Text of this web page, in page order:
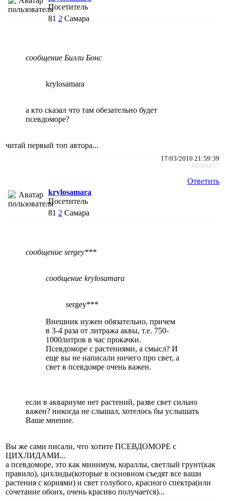
Посетитель
81 2 Самара
сообщение Билли Бонс
krylosamara
а кто сказал что там обезательно будет
псевдоморе?
читай первый топ автора...
17/03/2010 21:59:39
#1083057
Ответить
krylosamara
Посетитель
81 2 Самара
сообщение sergey***
сообщение krylosamara
sergey***
Внешник нужен обязательно, причем
в 3-4 раза от литража аквы, т.е. 750-
1000литров в час прокачки.
Псевдоморе с растениями, а смысл? И
еще вы не написали ничего про свет, а
свет в псевдомре очень важен.
если в аквариуме нет растений, разве свет сильно
важен? никогда не слышал, хотелось бы услышать
Ваше мнение.
Вы же сами писали, что хотите ПСЕВДОМОРЕ с
ЦИХЛИДАМИ...
а псевдоморе, это как минимум, кораллы, светлый грунт(как
правило), цихлиды(которые в основном съедят все ваши
растения с корнями) и свет голубого, красного спектра(или
сочетание обоих, очень красиво получается)...